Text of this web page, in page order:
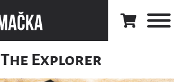
The Explorer